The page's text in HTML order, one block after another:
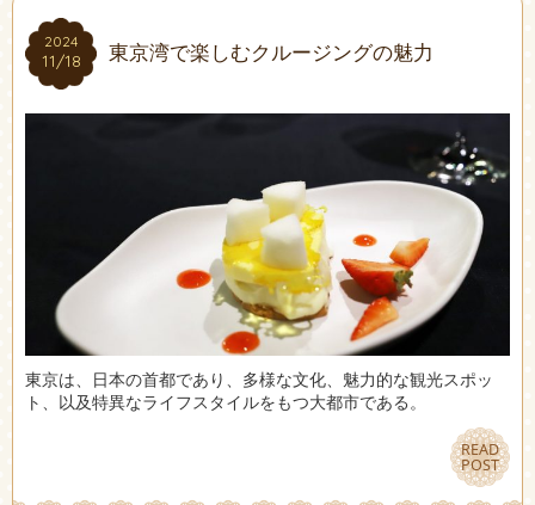
2024
11/18
2024
11/18 東京湾で楽しむクルージングの魅力
東京は、日本の首都であり、多様な文化、魅力的な観光スポッ
ト、以及特異なライフスタイルをもつ大都市である。
READ
POST
READ
POST